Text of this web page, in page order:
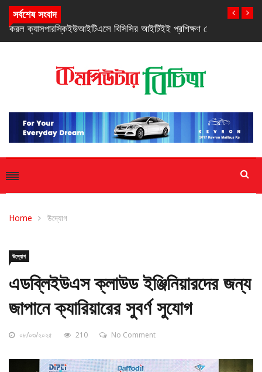
সর্বশেষ সংবাদ
ইউআইটিএসে বিসিসির আইটিইই প্রশিক্ষণ কোর্সের উদ্বোধন
Home উদ্যোগ
উদ্যোগ
এডব্লিইউএস ক্লাউড ইঞ্জিনিয়ারদের জন্য
জাপানে ক্যারিয়ারের সুবর্ণ সুযোগ
০৮/০৩/২০২৫ 210 No Comment